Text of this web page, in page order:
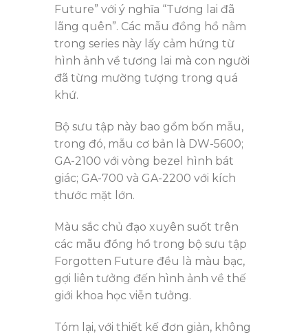
Future” với ý nghĩa “Tương lai đã
lãng quên”. Các mẫu đồng hồ nằm
trong series này lấy cảm hứng từ
hình ảnh về tương lai mà con người
đã từng mường tượng trong quá
khứ.
Bộ sưu tập này bao gồm bốn mẫu,
trong đó, mẫu cơ bản là DW-5600;
GA-2100 với vòng bezel hình bát
giác; GA-700 và GA-2200 với kích
thước mặt lớn.
Màu sắc chủ đạo xuyên suốt trên
các mẫu đồng hồ trong bộ sưu tập
Forgotten Future đều là màu bạc,
gợi liên tưởng đến hình ảnh về thế
giới khoa học viễn tưởng.
Tóm lại, với thiết kế đơn giản, không